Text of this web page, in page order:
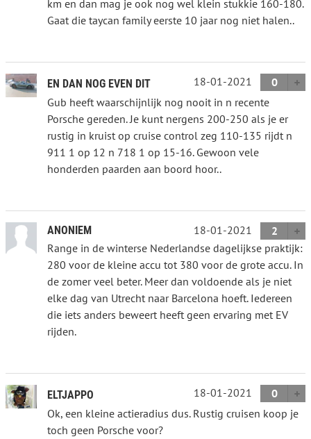
km en dan mag je ook nog wel klein stukkie 160-180.
Gaat die taycan family eerste 10 jaar nog niet halen..
EN DAN NOG EVEN DIT 18-01-2021
0
Gub heeft waarschijnlijk nog nooit in n recente
Porsche gereden. Je kunt nergens 200-250 als je er
rustig in kruist op cruise control zeg 110-135 rijdt n
911 1 op 12 n 718 1 op 15-16. Gewoon vele
honderden paarden aan boord hoor..
ANONIEM 18-01-2021
2
Range in de winterse Nederlandse dagelijkse praktijk:
280 voor de kleine accu tot 380 voor de grote accu. In
de zomer veel beter. Meer dan voldoende als je niet
elke dag van Utrecht naar Barcelona hoeft. Iedereen
die iets anders beweert heeft geen ervaring met EV
rijden.
ELTJAPPO 18-01-2021
0
Ok, een kleine actieradius dus. Rustig cruisen koop je
toch geen Porsche voor?